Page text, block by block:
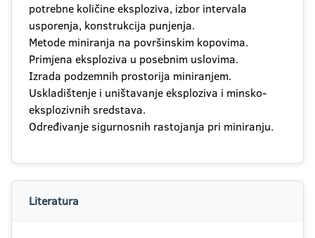
potrebne količine eksploziva, izbor intervala
usporenja, konstrukcija punjenja.
Metode miniranja na površinskim kopovima.
Primjena eksploziva u posebnim uslovima.
Izrada podzemnih prostorija miniranjem.
Uskladištenje i uništavanje eksploziva i minsko-
eksplozivnih sredstava.
Određivanje sigurnosnih rastojanja pri miniranju.
Literatura